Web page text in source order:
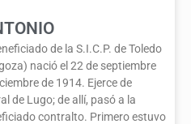
de la S.I.C.P. de Toledo
nació el 22 de septiembre
de 1914. Ejerce de
de Lugo; de allí, pasó a la
contralto. Primero estuvo